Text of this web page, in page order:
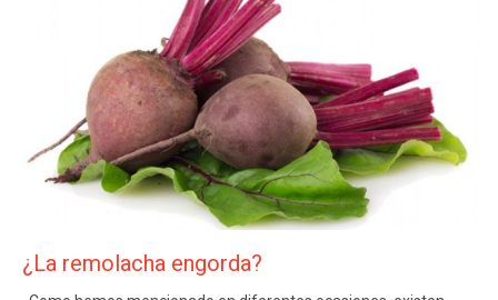
¿La remolacha engorda?